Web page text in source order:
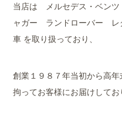
当店は メルセデス・ベ
ャガー ランドローバー
車 を取り扱っており、
創業１９８７年当初から高
拘ってお客様にお届けしてお